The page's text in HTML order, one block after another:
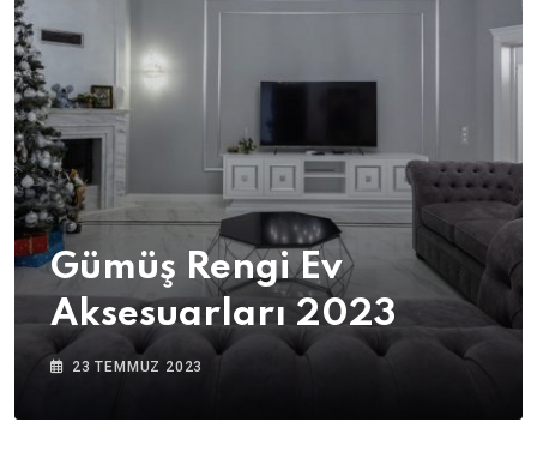
Gümüş Rengi Ev
Aksesuarları 2023
23 TEMMUZ 2023